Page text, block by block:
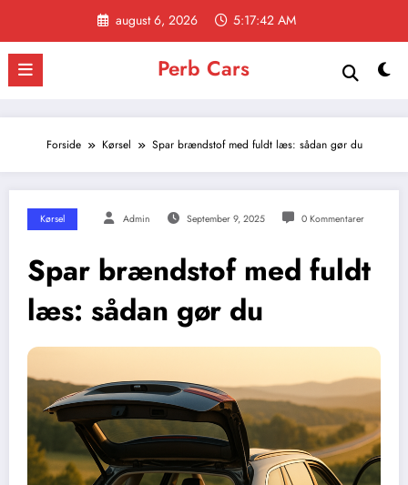
indhold
august 6, 2026 5:17:42 AM
Perb Cars
Forside Kørsel Spar brændstof med fuldt læs: sådan gør du
Kørsel Admin September 9, 2025 0 Kommentarer
Spar brændstof med fuldt
læs: sådan gør du